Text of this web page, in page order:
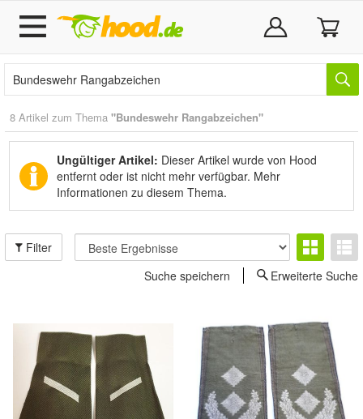
8 Artikel zum Thema "Bundeswehr Rangabzeichen"
Ungültiger Artikel: Dieser Artikel wurde von Hood
entfernt oder ist nicht mehr verfügbar. Mehr
Informationen zu diesem Thema.
Filter
Suche speichern
Erweiterte Suche